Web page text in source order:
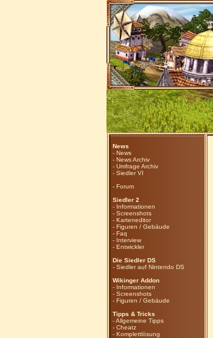
News
- News
- News Archiv
- Umfrage Archiv
- Siedler VI
- Forum
Siedler 2
- Informationen
- Screenshots
- Karteneditor
- Figuren / Gebäude
- Faq
- Interview
- Entwickler
Die Siedler DS
- Siedler auf Nintendo DS
Wikinger Addon
- Informationen
- Screenshots
- Figuren / Gebäude
Tipps & Tricks
-Allgemeine Tipps
- Cheatz
- Komplettlösung